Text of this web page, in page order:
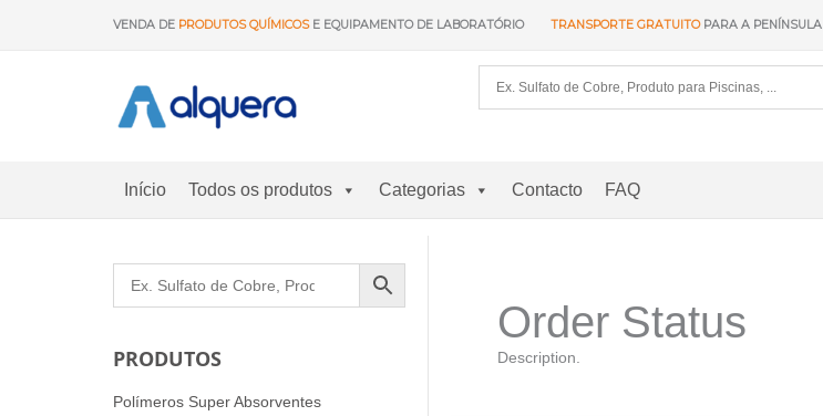
VENDA DE PRODUTOS QUÍMICOSE EQUIPAMENTO DE LABORATÓRIO TRANSPORTE GRATUITOPARA A PENÍNSULA
Início Todos os produtos Categorias Contacto FAQ
PRODUTOS
Polímeros Super Absorventes
Order Status
Description.